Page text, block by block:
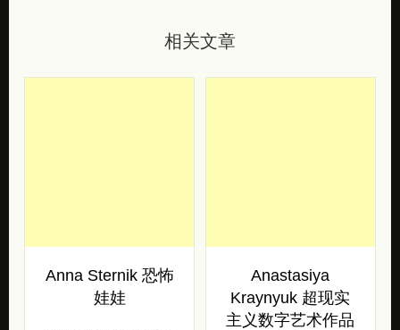
相关文章
Anna Sternik 恐怖
娃娃
Anastasiya
Kraynyuk 超现实
主义数字艺术作品